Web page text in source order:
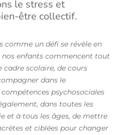
le stress et
être collectif.
comme un défi se révèle en
nos enfants commencent tout
cadre scolaire, de cours
dans le
psychosociales
dans toutes les
et à tous les âges, de mettre
et ciblées pour changer